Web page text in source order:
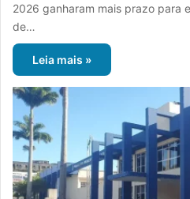
2026 ganharam mais prazo para
de…
Leia mais »